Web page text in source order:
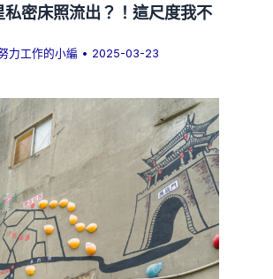
私密床照流出？！這尺度我不
力工作的小編 • 2025-03-23